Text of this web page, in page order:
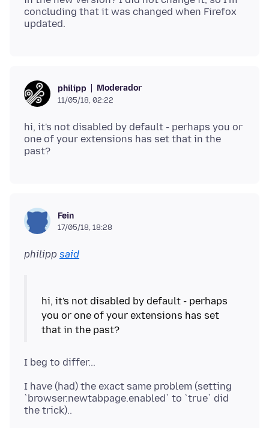
concluding that it was changed when Firefox
philipp Moderador
11/05/18, 02:22
hi, it's not disabled by default - perhaps you or
one of your extensions has set that in the
Fein
17/05/18, 18:28
philipp said
hi, it's not disabled by default - perhaps
you or one of your extensions has set
I have (had) the exact same problem (setting
`browser.newtabpage.enabled` to `true` did